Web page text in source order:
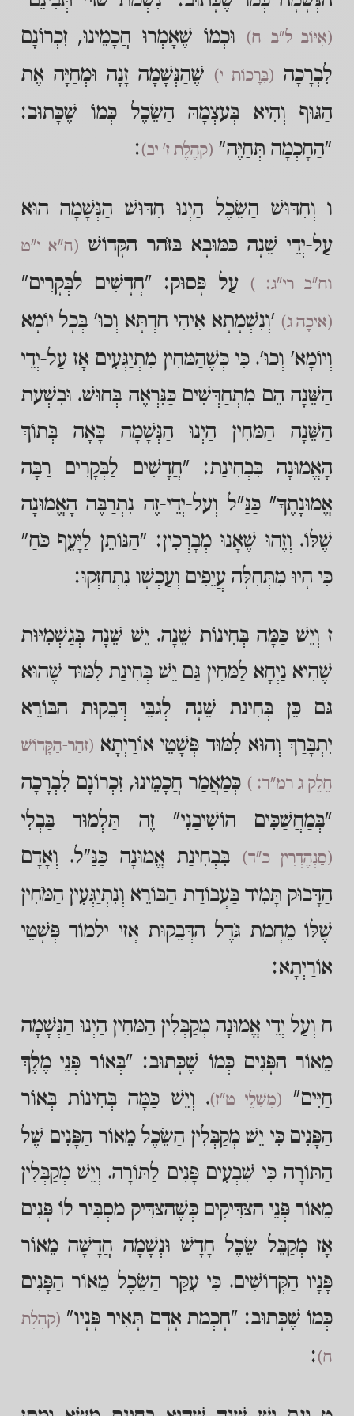
(אִיּוֹב ל"ב ח) וּכְמוֹ שֶׁאָמְרוּ חֲכָמֵינוּ, זִכְרוֹנָם
לִבְרָכָה (בְּרָכוֹת י) שֶׁהַנְּשָׁמָה זָנָה וּמְחַיָּה אֶת
הַגּוּף וְהִיא בְּעַצְמָהּ הַשֵׂכֶל כְּמוֹ שֶׁכָּתוּב:
"הַחָכְמָה תְּחַיֶּה" (קהֶלֶת ז' יב):
ו וְחִדּוּשׁ הַשֵׂכֶל הַיְנוּ חִדּוּשׁ הַנְּשָׁמָה הוּא
עַל-יְדֵי שֵׁנָה כַּמּוּבָא בַּזֹּהַר הַקָּדוֹשׁ (ח"א י"ט
וח"ב רי"ג: ) עַל פָּסוּק: "חֲדָשִׁים לַבְּקָרִים"
(אֵיכָה ג) 'וְנִשְׁמָתָא אִיהִי חַדְתָּא וְכוּ' בְּכָל יוֹמָא
וְיוֹמָא' וְכוּ'. כִּי כְּשֶׁהַמּחִין מִתְיַגְּעִים אָז עַל-יְדֵי
הַשֵּׁנָה הֵם מִתְחַדְּשִׁים כַּנִּרְאֶה בְּחוּשׁ. וּבִשְׁעַת
הַשֵּׁנָה הַמּחִין הַיְנוּ הַנְּשָׁמָה בָּאָה בְּתוֹךְ
הָאֱמוּנָה בִּבְחִינַת: "חֲדָשִׁים לַבְּקָרִים רַבָּה
אֱמוּנָתֶךָ" כַּנַּ"ל וְעַל-יְדֵי-זֶה נִתְרַבֶּה הָאֱמוּנָה
שֶׁלּוֹ. וְזֶהוּ שֶׁאָנוּ מְבָרְכִין: "הַנּוֹתֵן לַיָּעֵף כֹּחַ"
כִּי הָיוּ מִתְּחִלָּה עֲיֵפִים וְעַכְשָׁו נִתְחַזְּקוּ:
ז וְיֵשׁ כַּמָּה בְּחִינוֹת שֵׁנָה. יֵשׁ שֵׁנָה בְּגַשְׁמִיּוּת
שֶׁהִיא נַיְחָא לַמּחִין גַּם יֵשׁ בְּחִינַת לִמּוּד שֶׁהוּא
גַּם כֵּן בְּחִינַת שֵׁנָה לְגַבֵּי דְּבֵקוּת הַבּוֹרֵא
יִתְבָּרַךְ וְהוּא לִמּוּד פְּשָׁטֵי אוֹרַיְתָא (זֹהַר-הַקָּדוֹשׁ
חֵלֶק ג רמ"ד: ) כְּמַאֲמַר חֲכָמֵינוּ, זִכְרוֹנָם לִבְרָכָה
"בְּמַחֲשַׁכִּים הוֹשִׁיבַנִי" זֶה תַּלְמוּד בַּבְלִי
(סַנְהֶדְרִין כ"ד)
בִּבְחִינַת אֱמוּנָה כַּנַּ"ל. וְאָדָם
הַדָּבוּק תָּמִיד בַּעֲבוֹדַת הַבּוֹרֵא וְנִתְיַגְּעִין הַמֹּחִין
שֶׁלּוֹ מֵחֲמַת גֹּדֶל הַדְּבֵקוּת אֲזַי ילמוֹד פְּשָׁטֵי
אוֹרַיְתָא:
ח וְעַל יְדֵי אֱמוּנָה מְקַבְּלִין הַמּחִין הַיְנוּ הַנְּשָׁמָה
מֵאוֹר הַפָּנִים כְּמוֹ שֶׁכָּתוּב: "בְּאוֹר פְּנֵי מֶלֶךְ
חַיִּים" (מִשְׁלֵי ט"ז). וְיֵשׁ כַּמָּה בְּחִינוֹת בְּאוֹר
הַפָּנִים כִּי יֵשׁ מְקַבְּלִין הַשֵׂכֶל מֵאוֹר הַפָּנִים שֶׁל
הַתּוֹרָה כִּי שִׁבְעִים פָּנִים לַתּוֹרָה. וְיֵשׁ מְקַבְּלִין
מֵאוֹר פְּנֵי הַצַּדִּיקִים כְּשֶׁהַצַּדִּיק מַסְבִּיר לוֹ פָּנִים
אָז מְקַבֵּל שֵׂכֶל חָדָשׁ וּנְשָׁמָה חֲדָשָׁה מֵאוֹר
פָּנָיו הַקְּדוֹשִׁים. כִּי עִקַּר הַשֵׂכֶל מֵאוֹר הַפָּנִים
כְּמוֹ שֶׁכָּתוּב: "חָכְמַת אָדָם תָּאִיר פָּנָיו" (קהֶלֶת
ח):